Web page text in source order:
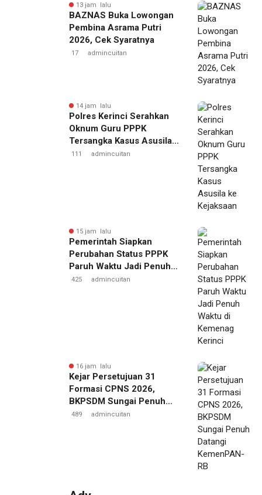
13 jam lalu
BAZNAS Buka Lowongan
Pembina Asrama Putri
2026, Cek Syaratnya
17 admincuitan
14 jam lalu
Polres Kerinci Serahkan
Oknum Guru PPPK
Tersangka Kasus Asusila
ke Kejaksaan
111 admincuitan
15 jam lalu
Pemerintah Siapkan
Perubahan Status PPPK
Paruh Waktu Jadi Penuh
Waktu di Kemenag Kerinci
425 admincuitan
16 jam lalu
Kejar Persetujuan 31
Formasi CPNS 2026,
BKPSDM Sungai Penuh
Datangi KemenPAN-RB
489 admincuitan